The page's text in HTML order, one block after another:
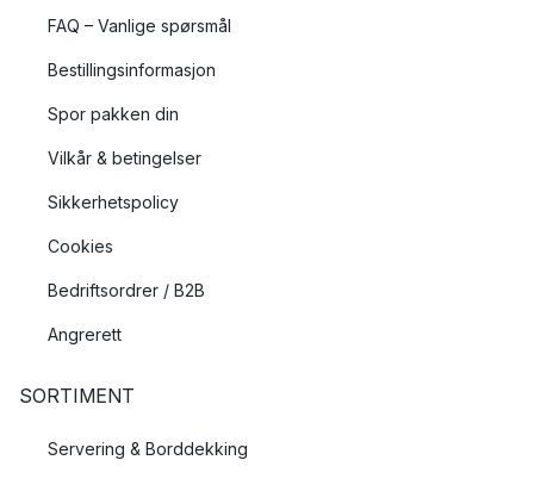
FAQ – Vanlige spørsmål
Bestillingsinformasjon
Spor pakken din
Vilkår & betingelser
Sikkerhetspolicy
Cookies
Bedriftsordrer / B2B
Angrerett
SORTIMENT
Servering & Borddekking